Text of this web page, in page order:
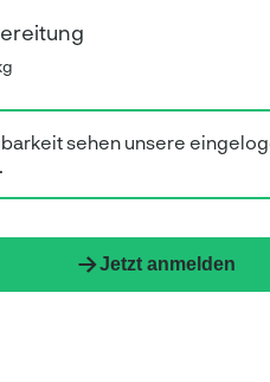
sehen unsere
Jetzt anmelden